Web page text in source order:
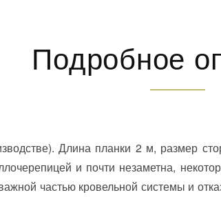
Подробное
Длина планки 2 м, размер
и почти незаметна,
частью кровельной системы и